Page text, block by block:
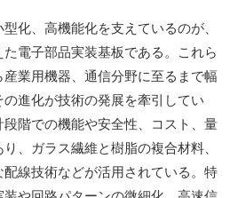
化、高機能化を支えているのが、
電子部品実装基板である。これら
業用機器、通信分野に至るまで幅
進化が技術の発展を牽引してい
階での機能や安全性、コスト、量
、ガラス繊維と樹脂の複合材料、
線技術などが活用されている。特